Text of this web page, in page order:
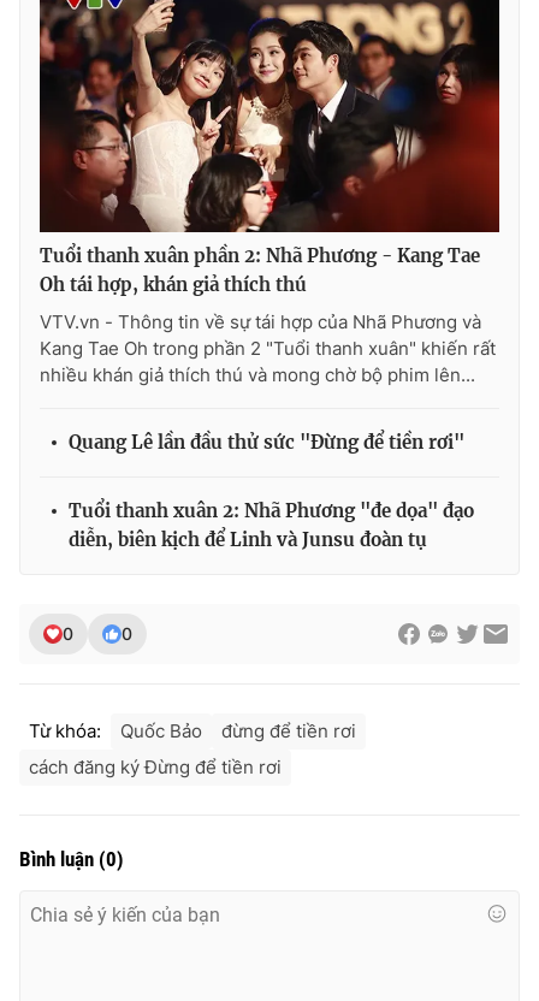
THỜI BÁO VTV
Theo dõi báo trên
Cơ quan chủ quản:
Đài Truyền hình Việt Nam
Cơ quan báo chí:Thời báo VTV
Giấy phép hoạt động báo in và báo điện tử số 483/GP-BTTTT
cấp ngày 29/12/2023
Vũ Thanh Thủy
Phó Tổng Biên tập:
Tổng đài VTV:024.38 355 931 - 024.38 355 932
Ðiện thoại Thời báo VTV:024.66 897 897
Tuổi thanh xuân phần 2: Nhã Phương - Kang Tae
Oh tái hợp, khán giả thích thú
VTV.vn - Thông tin về sự tái hợp của Nhã Phương và
Kang Tae Oh trong phần 2 "Tuổi thanh xuân" khiến rất
nhiều khán giả thích thú và mong chờ bộ phim lên...
Quang Lê lần đầu thử sức "Đừng để tiền rơi"
Tuổi thanh xuân 2: Nhã Phương "đe dọa" đạo
diễn, biên kịch để Linh và Junsu đoàn tụ
0 0
Từ khóa: Quốc Bảo
đừng để tiền rơi
cách đăng ký Đừng để tiền rơi
Bình luận (0)